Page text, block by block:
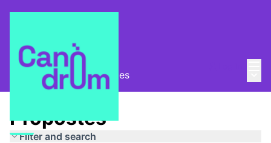
Pla Estratègic Propostes
Propostes
Filter and search